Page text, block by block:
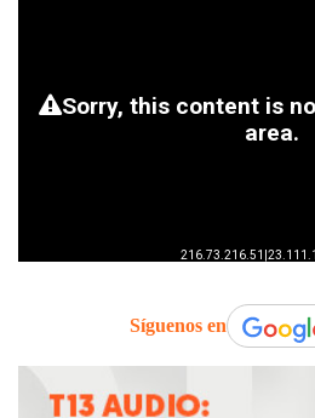
Síguenos en